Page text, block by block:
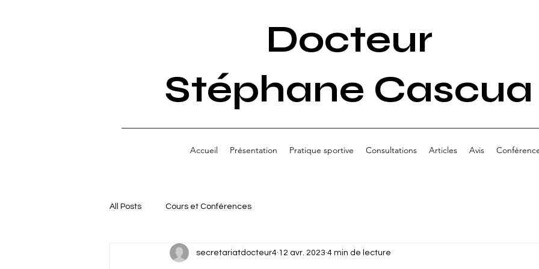
Docteur
Stéphane Cascua
Accueil Présentation Pratique sportive Consultations Articles Avis
All Posts Cours et Conférences
secretariatdocteur4 12 avr. 2023 4 min de lecture